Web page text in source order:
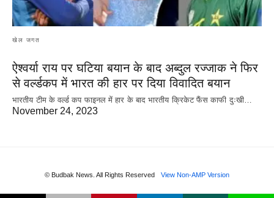
खेल जगत
ऐश्वर्या राय पर‌ घटिया बयान के बाद अब्दुल रज्जाक ने फिर
से वर्ल्डकप में भारत की हार पर दिया विवादित बयान
भारतीय टीम के वर्ल्ड कप फाइनल में हार के‌ बाद भारतीय क्रिकेट फैंस काफी दुःखी…
November 24, 2023
© Budbak News. All Rights Reserved View Non-AMP Version